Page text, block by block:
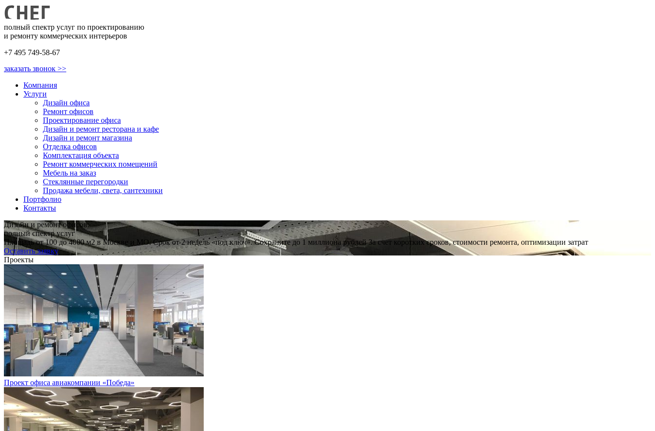
полный спектр услуг по проектированию
и ремонту коммерческих интерьеров
+7 495 749-58-67
заказать звонок >>
Компания
Услуги
Дизайн офиса
Ремонт офисов
Проектирование офиса
Дизайн и ремонт ресторана и кафе
Дизайн и ремонт магазина
Отделка офисов
Комплектация объекта
Ремонт коммерческих помещений
Мебель на заказ
Стеклянные перегородки
Продажа мебели, света, сантехники
Портфолио
Контакты
Дизайн и ремонт офисов:
полный спектр услуг
Площадь от 100 до 4000 м2 в Москве и МО. Срок от 2 недель «под ключ». Сохраните до 1 миллиона рублей За счет коротких сроков, стоимости ремонта, оптимизации затрат
Оставить заявку
Проекты
Проект офиса авиакомпании «Победа»